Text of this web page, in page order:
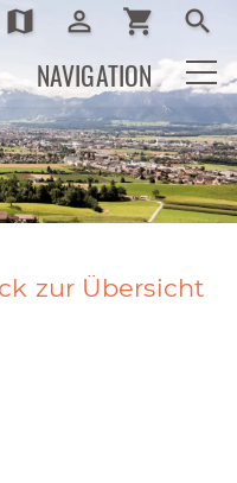
Ortsplan
map Login
person_outline shopping_cart search
NAVIGATION
zur Übersicht